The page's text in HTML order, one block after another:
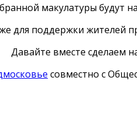
макулатуры
для поддержки жителей
Давайте вместе сделаем
совместно с